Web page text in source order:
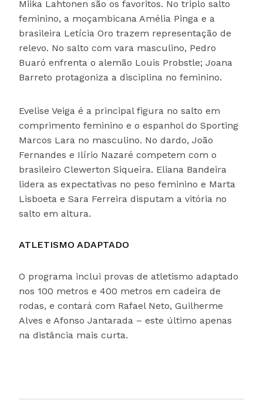
Miika Lahtonen são os favoritos. No triplo salto
feminino, a moçambicana Amélia Pinga e a
brasileira Letícia Oro trazem representação de
relevo. No salto com vara masculino, Pedro
Buaró enfrenta o alemão Louis Probstle; Joana
Barreto protagoniza a disciplina no feminino.
Evelise Veiga é a principal figura no salto em
comprimento feminino e o espanhol do Sporting
Marcos Lara no masculino. No dardo, João
Fernandes e Ilírio Nazaré competem com o
brasileiro Clewerton Siqueira. Eliana Bandeira
lidera as expectativas no peso feminino e Marta
Lisboeta e Sara Ferreira disputam a vitória no
salto em altura.
ATLETISMO ADAPTADO
O programa inclui provas de atletismo adaptado
nos 100 metros e 400 metros em cadeira de
rodas, e contará com Rafael Neto, Guilherme
Alves e Afonso Jantarada – este último apenas
na distância mais curta.